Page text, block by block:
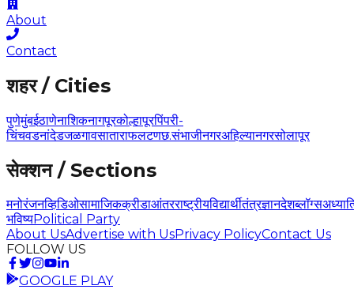
About
Contact
शहर / Cities
पुणेमुंबईठाणेनाशिकनागपूरकोल्हापूरपिंपरी-
चिंचवडनांदेडजळगावसाताराफलटणछ.संभाजीनगरअहिल्यानगरसोलापूर
सेक्शन / Sections
मनोरंजनव्हिडिओसामाजिकक्रीडाआंतरराष्ट्रीयविद्यार्थीतंत्रज्ञानदेशब्लॉग्स
भविष्यPolitical Party
About UsAdvertise with UsPrivacy PolicyContact Us
FOLLOW US
GOOGLE PLAY